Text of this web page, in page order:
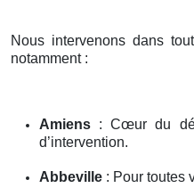
Nous intervenons dans
notamment :
Amiens : Cœur du
d’intervention.
Abbeville : Pour toutes